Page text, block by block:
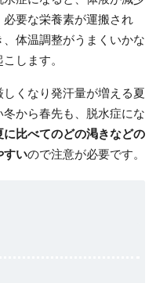
要な栄養素が運搬され
体温調整がうまくいかな
します。
くなり発汗量が増える夏
から春先も、脱水症にな
比べてのどの渇きなどの
すいので注意が必要です。